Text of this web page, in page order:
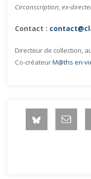
Circonscription, ex-
Contact :
Directeur de collection,
Co-créateurM@ths en-